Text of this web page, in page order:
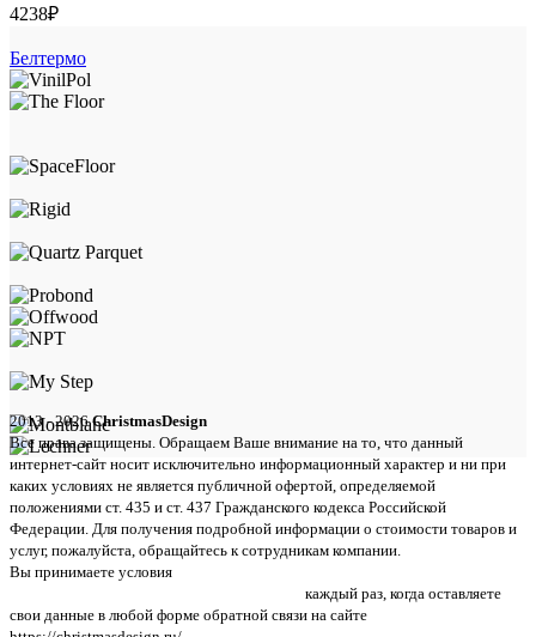
4238₽
Белтермо
2013 - 2026ChristmasDesign
Все права защищены. Обращаем Ваше внимание на то, что данный
интернет-сайт носит исключительно информационный характер и ни при
каких условиях не является публичной офертой, определяемой
положениями ст. 435 и ст. 437 Гражданского кодекса Российской
Федерации. Для получения подробной информации о стоимости товаров и
услуг, пожалуйста, обращайтесь к сотрудникам компании.
Вы принимаете условия
каждый раз, когда оставляете
свои данные в любой форме обратной связи на сайте